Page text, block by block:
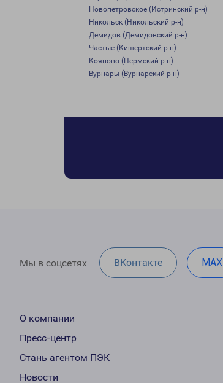
Новопетровское (Истринский р-н)
Никольск (Никольский р-н)
Демидов (Демидовский р-н)
Частые (Кишертский р-н)
Кояново (Пермский р-н)
Вурнары (Вурнарский р-н)
Мы в соцсетях ВКонтакте MAX
О компании
Пресс-центр
Стань агентом ПЭК
Новости